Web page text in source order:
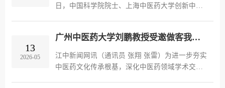
日，中国科学院院士、上海中医药大学创新中药
础的机遇与挑战”的专题学术报告。党委副书记、
校长朱卫丰主持报告会，学校200余名师生共同聆
听了报告。在报告中，林国强院士指出，当前我
13
2026-05
广州中医药大学刘鹏教授受邀做客我校第215期科研学术论坛
江中新闻网讯（通讯员 张翔 张雷）为进一步夯实
中医药文化传承根基，深化中医药领域学术交